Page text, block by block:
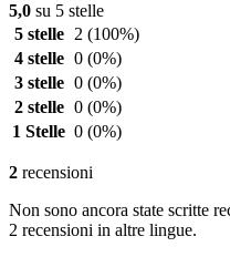
5,0 su 5 stelle
5 stelle
2 (100%)
4 stelle 0 (0%)
3 stelle 0 (0%)
2 stelle 0 (0%)
1 Stelle 0 (0%)
2 recensioni
Non sono ancora state scritte
2 recensioni in altre lingue.